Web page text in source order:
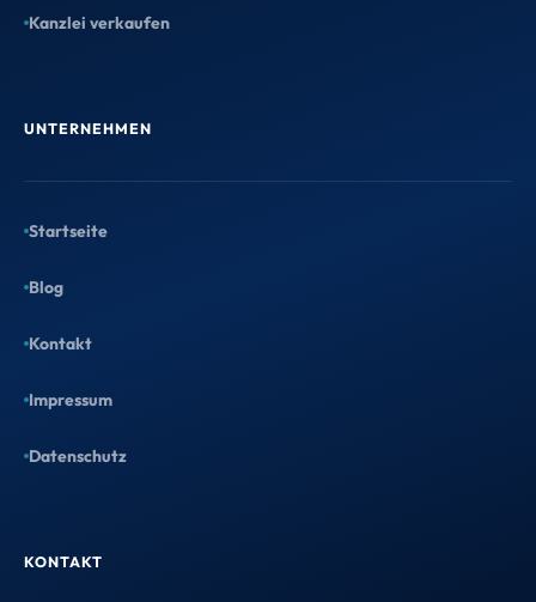
Wir gestalten einen echten Entwurf für
Kanzlei verkaufen
UNTERNEHMEN
Startseite
Blog
Kontakt
Impressum
Datenschutz
KONTAKT